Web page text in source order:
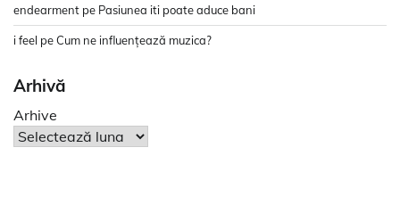
endearment pe Pasiunea iti poate aduce bani
i feel peCum ne influențează muzica?
Arhivă
Arhive